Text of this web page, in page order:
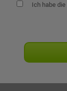
Ich habe die